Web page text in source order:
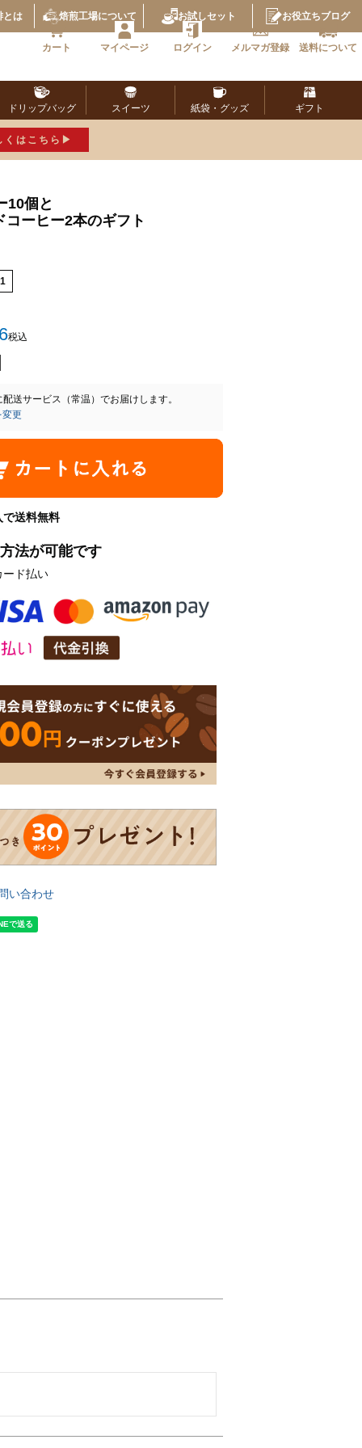
とは 焙煎工場について お試しセット お役立ちブログ
カート マイページ ログイン メルマガ登録 送料について
ドリップバッグ スイーツ 紙袋・ グッズ ギフト
くはこちら
10個と
コーヒー2本のギフト
税込
配送サービス（常温） でお届けします。
変更
送料無料
法が可能です
ード払い
い合わせ